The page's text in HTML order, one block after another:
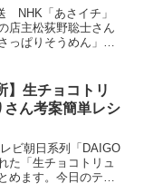
NHK「あさイチ」
店主松荻野聡士さん
っぱりそうめん」が
食と主菜が一皿に盛
】生チョコトリ
さん考案簡単レシ
ビ朝日系列「DAIGO
た「生チョコトリュ
めます。今日のテー